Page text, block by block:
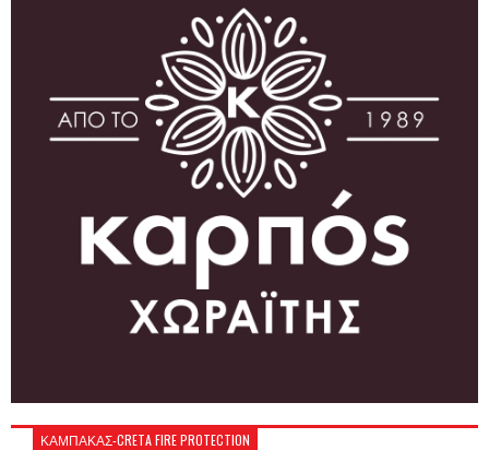
ΚΑΜΠΑΚΑΣ-CRETA FIRE PROTECTION